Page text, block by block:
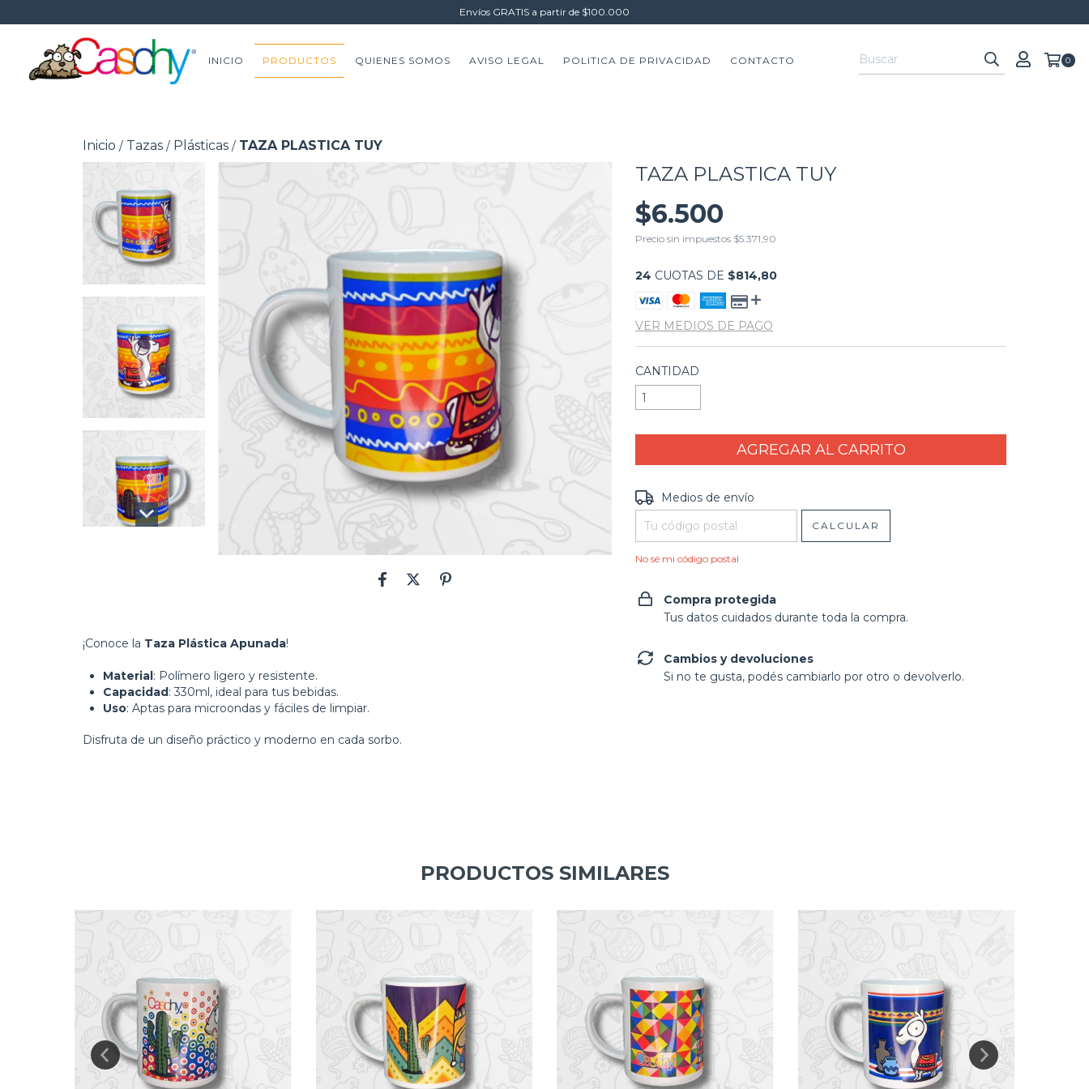
Envíos GRATIS a partir de $100.000
INICIO PRODUCTOS QUIENES SOMOS AVISO LEGAL POLITICA DE PRIVACIDAD CONTACTO 0
Inicio / Tazas / Plásticas / TAZA PLASTICA TUY
¡Conoce la Taza Plástica Apunada!
Material: Polímero ligero y resistente.
Capacidad: 330ml, ideal para tus bebidas.
Uso: Aptas para microondas y fáciles de limpiar.
Disfruta de un diseño práctico y moderno en cada sorbo.
TAZA PLASTICA TUY
$6.500
Precio sin impuestos $5.371,90
24 CUOTAS DE $814,80
VER MEDIOS DE PAGO
CANTIDAD
Entregas para el CP:
Medios de envío
CALCULAR
No sé mi código postal
Compra protegida
Tus datos cuidados durante toda la compra.
Cambios y devoluciones
Si no te gusta, podés cambiarlo por otro o devolverlo.
PRODUCTOS SIMILARES